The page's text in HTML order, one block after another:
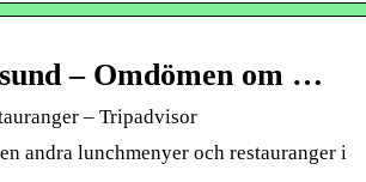
– Omdömen om …
– Tripadvisor
andra lunchmenyer och restauranger i